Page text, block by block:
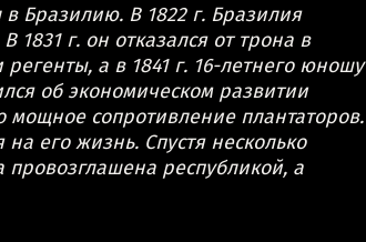
Бразилию. В 1822 г. Бразилия
г. он отказался от трона в
а в 1841 г. 16-летнего юношу
об экономическом развитии
мощное сопротивление плантаторов.
его жизнь. Спустя несколько
республикой, а